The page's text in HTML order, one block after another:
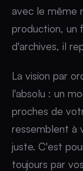
avec le même
production, un
d'archives, il
La vision par
l'absolu : un
proches de
ressemblent à
juste. C'est
toujours par